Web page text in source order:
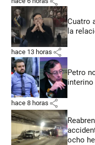
Cuatro
la
hace 13 horas share
Petro
interino
hace 8 horas share
ocho